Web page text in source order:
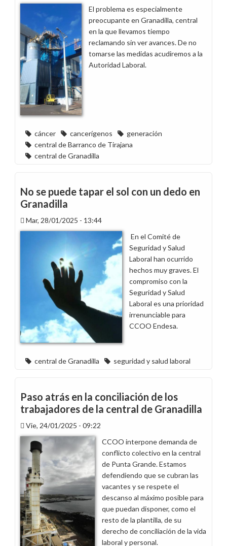
servicio
transporte
público
permanente
con
el
Polígono
Industrial
de
Granadilla
El problema es especialmente
preocupante en Granadilla, central
en la que llevamos tiempo
reclamando sin ver avances. De no
tomarse las medidas acudiremos a la
Autoridad Laboral.
cáncer cancerígenos
generación
central de Barranco de Tirajana
central de Granadilla
No se puede tapar el sol con un dedo en
Granadilla
Mar, 28/01/2025 - 13:44
En el Comité de
Seguridad y Salud
Laboral han ocurrido
hechos muy graves. El
compromiso con la
Seguridad y Salud
Laboral es una prioridad
irrenunciable para
CCOO Endesa.
central de Granadilla seguridad y salud laboral
Paso atrás en la conciliación de los
trabajadores de la central de Granadilla
Vie, 24/01/2025 - 09:22
CCOO interpone demanda de
conflicto colectivo en la central
de Punta Grande. Estamos
defendiendo que se cubran las
vacantes y se respete el
descanso al máximo posible para
que puedan disponer, como el
resto de la plantilla, de su
derecho de conciliación de la vida
laboral y personal.